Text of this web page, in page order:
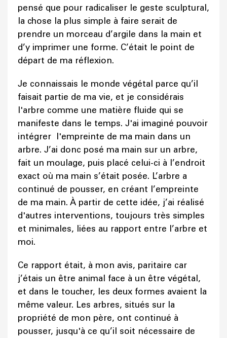
pensé que pour radicaliser le geste sculptural,
la chose la plus simple à faire serait de
prendre un morceau d’argile dans la main et
d’y imprimer une forme. C’était le point de
départ de ma réflexion.
Je connaissais le monde végétal parce qu’il
faisait partie de ma vie, et je considérais
l'arbre comme une matière fluide qui se
manifeste dans le temps. J'ai imaginé pouvoir
intégrer l'empreinte de ma main dans un
arbre. J’ai donc posé ma main sur un arbre,
fait un moulage, puis placé celui-ci à l’endroit
exact où ma main s’était posée. L’arbre a
continué de pousser, en créant l’empreinte
de ma main. À partir de cette idée, j’ai réalisé
d'autres interventions, toujours très simples
et minimales, liées au rapport entre l’arbre et
moi.
Ce rapport était, à mon avis, paritaire car
j’étais un être animal face à un être végétal,
et dans le toucher, les deux formes avaient la
même valeur. Les arbres, situés sur la
propriété de mon père, ont continué à
pousser, jusqu'à ce qu’il soit nécessaire de